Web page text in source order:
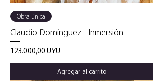
Obra única
Claudio Domínguez - Inmersión
Precio
123.000,00 UYU
Agregar al carrito